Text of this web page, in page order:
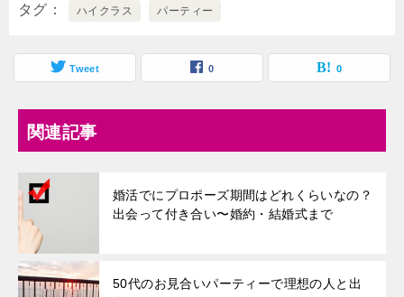
タグ ハイクラス パーティー
Tweet 0 0
関連記事
婚活でにプロポーズ期間はどれくらいなの？
出会って付き合い〜婚約・結婚式まで
50代のお見合いパーティーで理想の人と出